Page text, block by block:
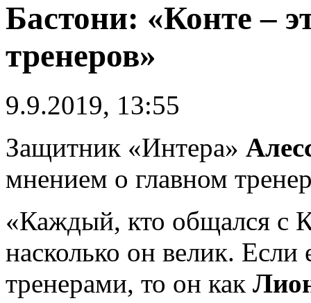
Бастони: «Конте –
тренеров»
9.9.2019, 13:55
Защитник «Интера»
мнением о главном
«Каждый, кто общался с
насколько он велик. Если
тренерами, то он как